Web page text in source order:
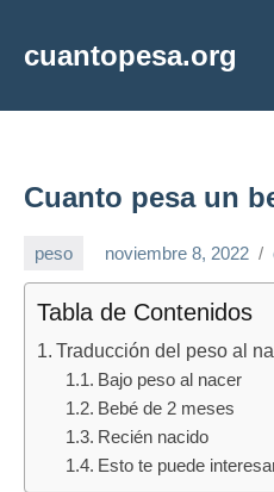
cuantopesa.org
Cuanto
Cuanto pesa un
peso noviembre 8, 2022
Tabla de Contenidos
Traducción del peso al
Bajo peso al nacer
Bebé de 2 meses
Recién nacido
Esto te puede